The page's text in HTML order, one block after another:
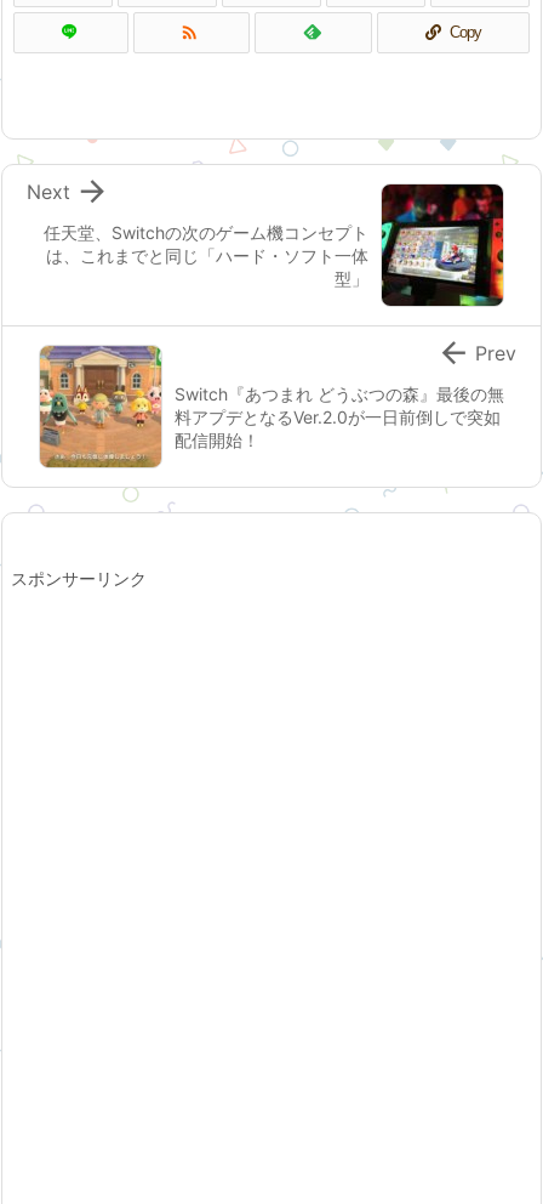
 Copy
任天堂、Switchの次のゲーム機コンセプト
は、これまでと同じ「ハード・ソフト一体
型」

Next
Switch『あつまれ どうぶつの森』最後の無
料アプデとなるVer.2.0が一日前倒しで突如
配信開始！
 Prev
スポンサーリンク